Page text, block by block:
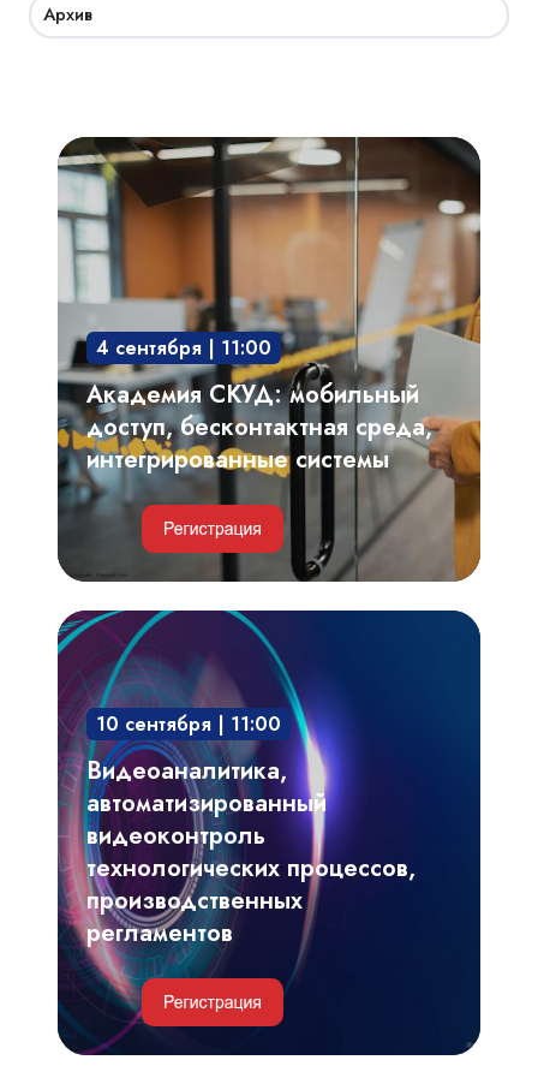
Архив
Академия
СКУД:
мобильный
доступ,
бесконтактная
интегрированные
системы
4 сентября | 11:00
Академия СКУД: мобильный
доступ, бесконтактная среда,
интегрированные системы
Видеоаналитика,
автоматизированный
видеоконтроль
технологических
процессов,
производственных
регламентов
10 сентября | 11:00
Видеоаналитика,
автоматизированный
видеоконтроль
технологических процессов,
производственных
регламентов